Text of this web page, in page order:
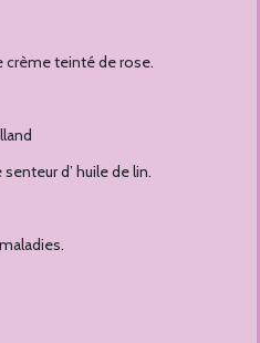
crème teinté de rose.
d’ huile de lin.